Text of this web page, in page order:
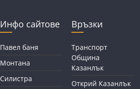
Инфо сайтове
Павел баня
Монтана
Силистра
Връзки
Транспорт
Община
Казанлък
Открий Казанлък